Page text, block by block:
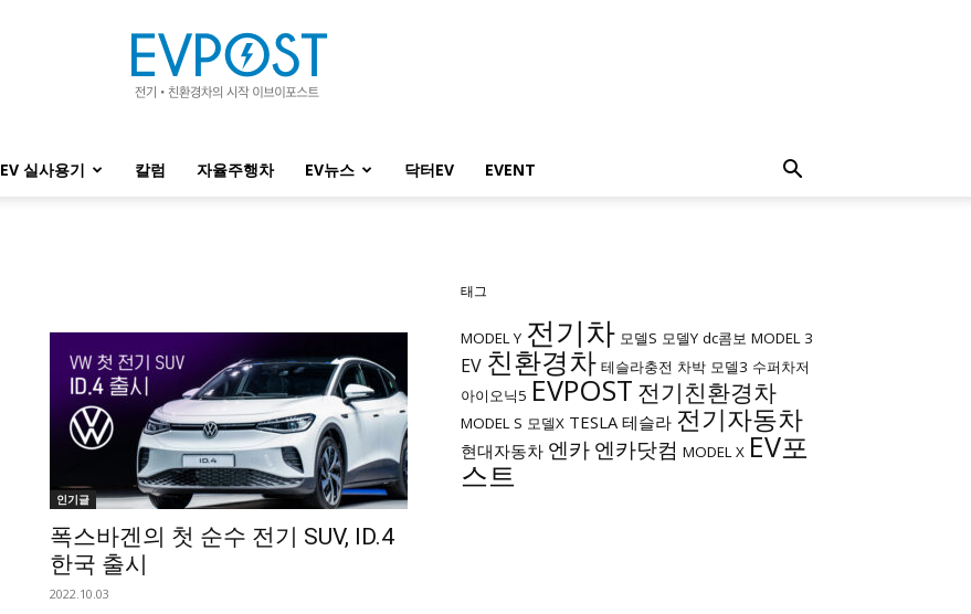
EV 실사용기 칼럼 자율주행차 EV뉴스 닥터EV EVENT
인기글
폭스바겐의 첫 순수 전기 SUV, ID.4
한국 출시
2022.10.03
태그
MODEL Y 전기차 모델S 모델Y dc콤보 MODEL 3
EV 친환경차 테슬라충전 차박 모델3 수퍼차저
아이오닉5 EVPOST 전기친환경차
MODEL S 모델X TESLA 테슬라 전기자동차
현대자동차 엔카 엔카닷컴 MODEL X EV포
스트